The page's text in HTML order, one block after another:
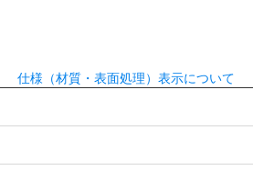
仕様（材質・表面処理）表示について